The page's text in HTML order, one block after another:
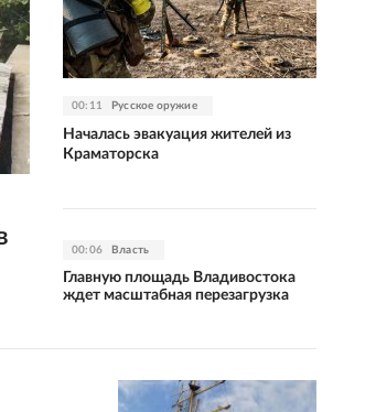
00:11 Русское оружие
Началась эвакуация жителей из
Краматорска
00:06 Власть
Главную площадь Владивостока
ждет масштабная перезагрузка